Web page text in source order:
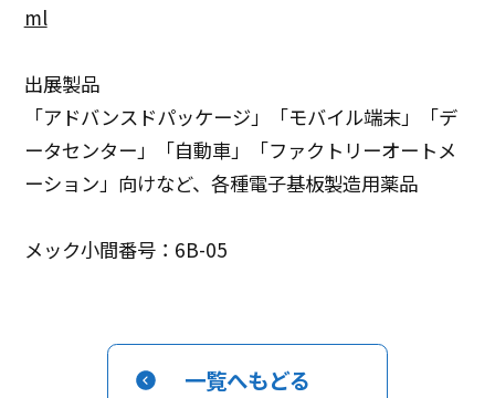
ml
出展製品
「アドバンスドパッケージ」「モバイル端末」「デ
ータセンター」「自動車」「ファクトリーオートメ
ーション」向けなど、各種電子基板製造用薬品
メック小間番号：6B-05
一覧へもどる